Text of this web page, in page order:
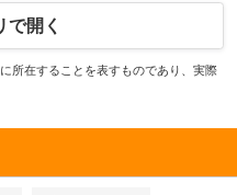
で開く
所在することを表すものであり、実際